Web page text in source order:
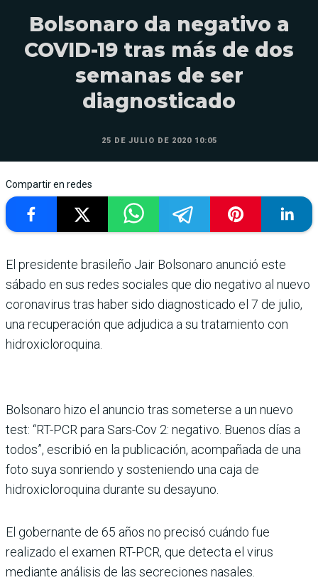
Bolsonaro da negativo a
COVID-19 tras más de dos
semanas de ser
diagnosticado
25 DE JULIO DE 2020 10:05
Compartir en redes
El presidente brasileño Jair Bolsonaro anunció este
sábado en sus redes sociales que dio negativo al nuevo
coronavirus tras haber sido diagnosticado el 7 de julio,
una recuperación que adjudica a su tratamiento con
hidroxicloroquina.
Bolsonaro hizo el anuncio tras someterse a un nuevo
test: “RT-PCR para Sars-Cov 2: negativo. Buenos días a
todos”, escribió en la publicación, acompañada de una
foto suya sonriendo y sosteniendo una caja de
hidroxicloroquina durante su desayuno.
El gobernante de 65 años no precisó cuándo fue
realizado el examen RT-PCR, que detecta el virus
mediante análisis de las secreciones nasales.